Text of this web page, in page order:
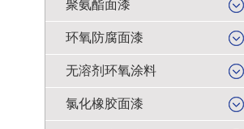
聚氨酯面漆
环氧防腐面漆
无溶剂环氧涂料
氯化橡胶面漆